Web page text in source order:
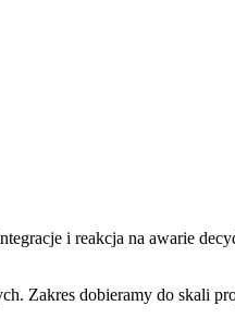
i reakcja na awarie
Zakres dobieramy do skali